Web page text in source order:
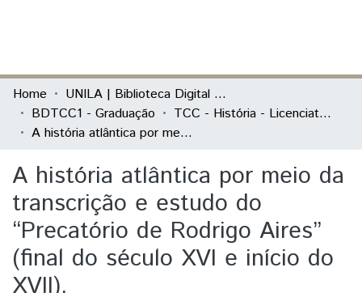
Communities & Collections
All of DSpace
Home
UNILA | Biblioteca Digital de Trabalhos de Conclusão de Curso
BDTCC1 - Graduação
TCC - História - Licenciatura
A história atlântica por meio da transcrição e estudo do “Precatório de Rodrigo Aires” (final do século XVI e início do XVII).
A história atlântica por meio da
transcrição e estudo do
“Precatório de Rodrigo Aires”
(final do século XVI e início do
XVII).